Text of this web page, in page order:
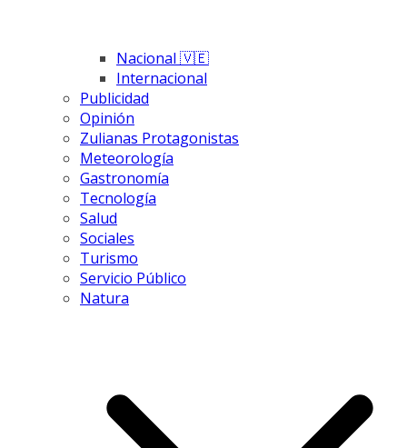
Nacional 🇻🇪
Internacional
Publicidad
Opinión
Zulianas Protagonistas
Meteorología
Gastronomía
Tecnología
Salud
Sociales
Turismo
Servicio Público
Natura